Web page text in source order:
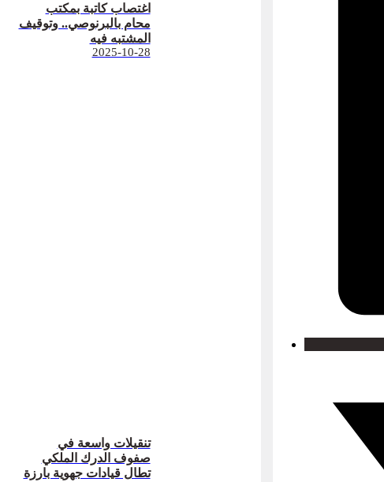
اغتصاب كاتبة بمكتب
محام بالبرنوصي.. وتوقيف
المشتبه فيه
2025-10-28
تنقيلات واسعة في
صفوف الدرك الملكي
تطال قيادات جهوية بارزة